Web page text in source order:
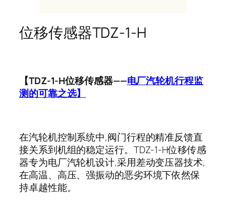
位移传感器TDZ-1-H
【TDZ-1-H位移传感器——电厂汽轮机行程监
测的可靠之选】
在汽轮机控制系统中,阀门行程的精准反馈直
接关系到机组的稳定运行。TDZ-1-H位移传感
器专为电厂汽轮机设计,采用差动变压器技术,
在高温、高压、强振动的恶劣环境下依然保
持卓越性能。